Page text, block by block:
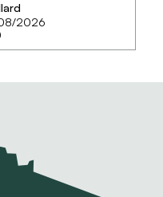
PIÙ
2026
et grands,